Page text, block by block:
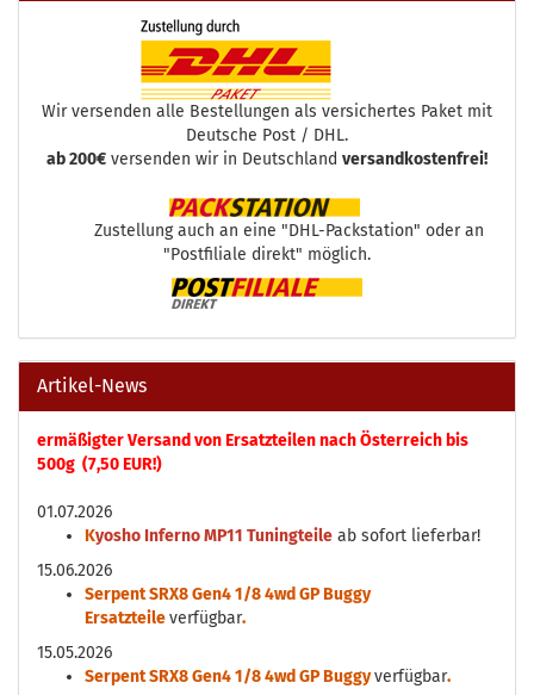
Wir versenden alle Bestellungen als versichertes Paket mit
Deutsche Post / DHL.
ab 200€ versenden wir in Deutschland versandkostenfrei!
Zustellung auch an eine "DHL-Packstation" oder an
"Postfiliale direkt" möglich.
Artikel-News
ermäßigter Versand von Ersatzteilen nach Österreich bis
500g (7,50 EUR!)
01.07.2026
Kyosho Inferno MP11 Tuningteile ab sofort lieferbar!
15.06.2026
Serpent SRX8 Gen4 1/8 4wd GP Buggy
Ersatzteileverfügbar.
15.05.2026
Serpent SRX8 Gen4 1/8 4wd GP Buggyverfügbar.